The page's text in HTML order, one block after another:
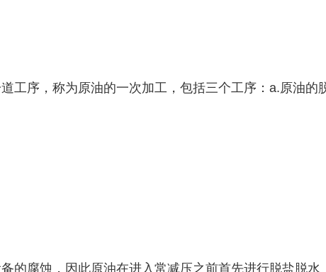
工序，称为原油的一次加工，包括三个工序：a.原油的
的腐蚀，因此原油在进入常减压之前首先进行脱盐脱水